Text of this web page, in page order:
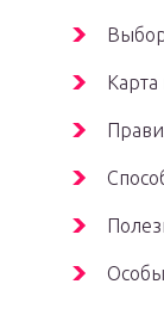
Карта